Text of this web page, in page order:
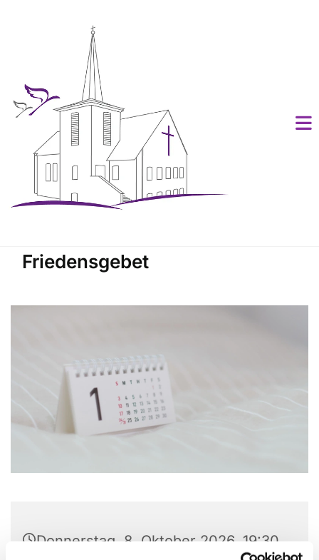
Friedensgebet
Donnerstag, 8. Oktober 2026, 19:30